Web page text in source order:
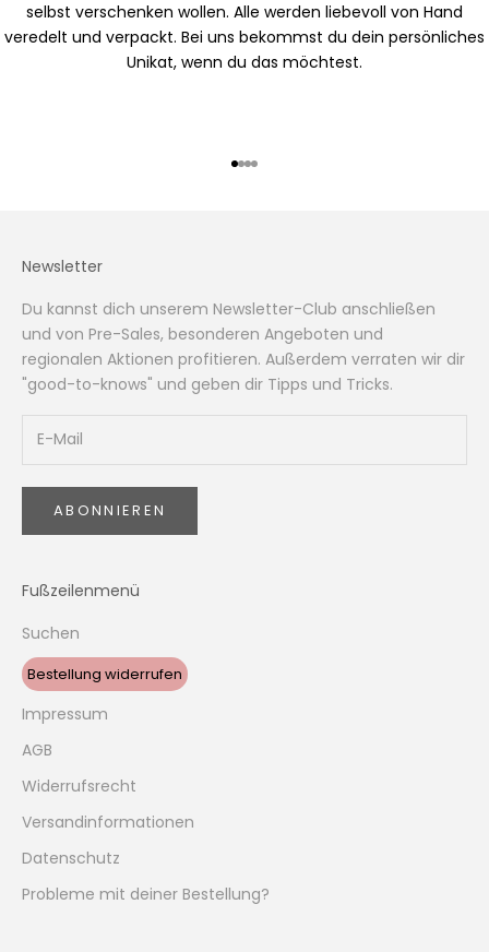
selbst verschenken wollen. Alle werden liebevoll von Hand
veredelt und verpackt. Bei uns bekommst du dein persönliches
Unikat, wenn du das möchtest.
Gehe zu Element 1
Gehe zu Element 2
Gehe zu Element 3
Gehe zu Element 4
Newsletter
Du kannst dich unserem Newsletter-Club anschließen
und von Pre-Sales, besonderen Angeboten und
regionalen Aktionen profitieren. Außerdem verraten wir dir
"good-to-knows" und geben dir Tipps und Tricks.
ABONNIEREN
Fußzeilenmenü
Suchen
Bestellung widerrufen
Impressum
AGB
Widerrufsrecht
Versandinformationen
Datenschutz
Probleme mit deiner Bestellung?